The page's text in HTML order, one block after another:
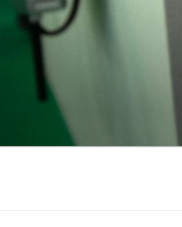
Skip
content